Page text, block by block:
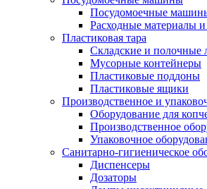
Посудомоечные
Расходные материалы
Пластиковая тара
Складские и полочные
Мусорные контейнеры
Пластиковые поддоны
Пластиковые ящики
Производственное и
Оборудование для
Производственное
Упаковочное
Санитарно-гигиеническое
Диспенсеры
Дозаторы